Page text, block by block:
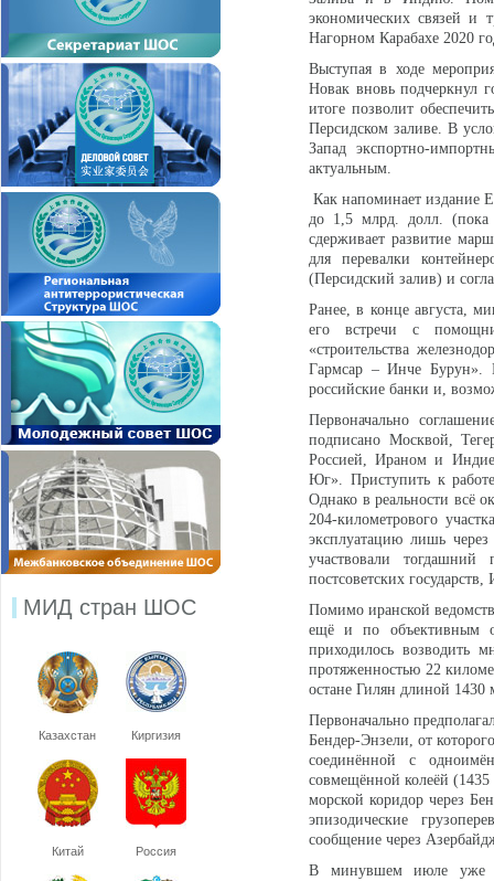
МИД стран ШОС
Казахстан Киргизия
Китай Россия
экономических связей и
Нагорном Карабахе 2020
Выступая в ходе
Новак вновь подчеркнул
итоге позволит
Персидском заливе. В
Запад экспортно-
актуальным.
Как напоминает издание
до 1,5 млрд. долл. (пока
сдерживает развитие
для перевалки
(Персидский залив) и
Ранее, в конце августа,
его встречи с
«строительства
Гармсар – Инче Бурун».
российские банки и,
Первоначально
подписано Москвой,
Россией, Ираном и
Юг». Приступить к
Однако в реальности всё
204-километрового
эксплуатацию лишь
участвовали
постсоветских
Помимо иранской
ещё и по объективным
приходилось возводить
протяженностью 22
остане Гилян длиной 1430
Первоначально
Бендер-Энзели, от
соединённой с
совмещённой колеёй
морской коридор через
эпизодические
сообщение через
В минувшем июле уже